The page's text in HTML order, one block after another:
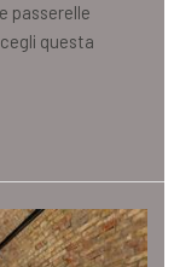
passerelle
questa